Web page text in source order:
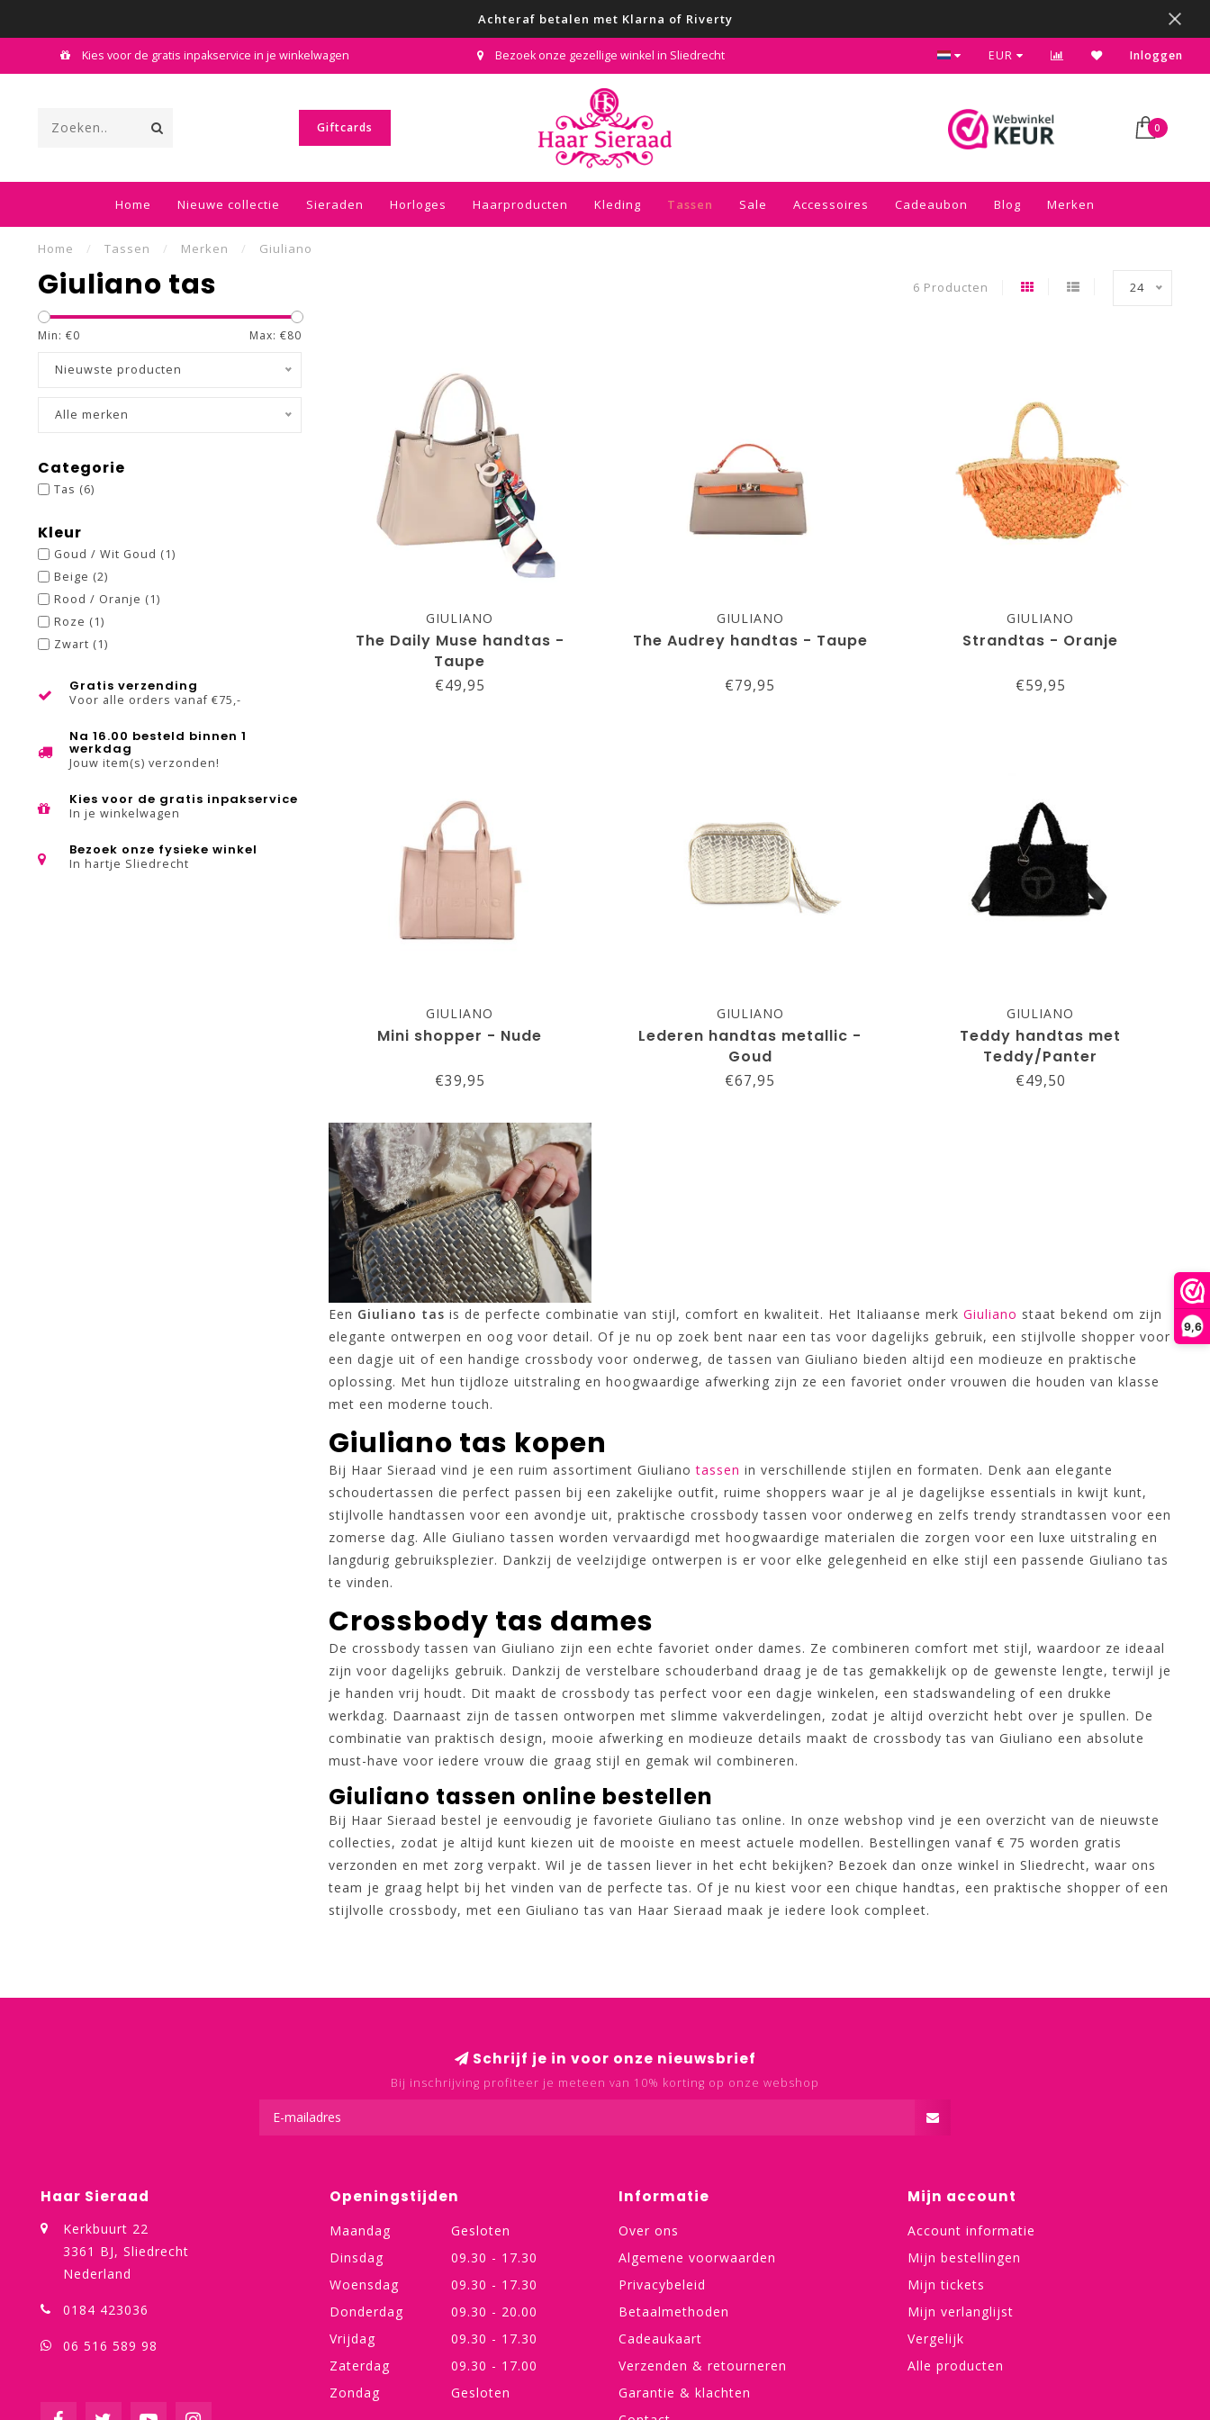
9,6
Achteraf betalen met Klarna of Riverty
Kies voor de gratis inpakservice in je winkelwagen Bezoek onze gezellige winkel in Sliedrecht Gratis verzending vanaf € 75 in NL
EUR Inloggen
Giftcards 0
Home Nieuwe collectie Sieraden Horloges Haarproducten Kleding Tassen Sale Accessoires Cadeaubon Blog Merken
Home / Tassen / Merken / Giuliano
Giuliano tas 6 Producten 24
Min: €0 Max: €80
Nieuwste producten
Alle merken
Categorie
Tas (6)
Kleur
Goud / Wit Goud (1)
Beige (2)
Rood / Oranje (1)
Roze (1)
Zwart (1)
Gratis verzending
Voor alle orders vanaf €75,-
Na 16.00 besteld binnen 1
werkdag
Jouw item(s) verzonden!
Kies voor de gratis inpakservice
In je winkelwagen
Bezoek onze fysieke winkel
In hartje Sliedrecht
GIULIANO
The Daily Muse handtas -
Taupe
€49,95
GIULIANO
The Audrey handtas - Taupe
€79,95
GIULIANO
Strandtas - Oranje
€59,95
GIULIANO
Mini shopper - Nude
€39,95
GIULIANO
Lederen handtas metallic -
Goud
€67,95
GIULIANO
Teddy handtas met
Teddy/Panter
€49,50
Een Giuliano tas is de perfecte combinatie van stijl, comfort en kwaliteit. Het Italiaanse merk Giuliano staat bekend om zijn
elegante ontwerpen en oog voor detail. Of je nu op zoek bent naar een tas voor dagelijks gebruik, een stijlvolle shopper voor
een dagje uit of een handige crossbody voor onderweg, de tassen van Giuliano bieden altijd een modieuze en praktische
oplossing. Met hun tijdloze uitstraling en hoogwaardige afwerking zijn ze een favoriet onder vrouwen die houden van klasse
met een moderne touch.
Giuliano tas kopen
Bij Haar Sieraad vind je een ruim assortiment Giulianotassen in verschillende stijlen en formaten. Denk aan elegante
schoudertassen die perfect passen bij een zakelijke outfit, ruime shoppers waar je al je dagelijkse essentials in kwijt kunt,
stijlvolle handtassen voor een avondje uit, praktische crossbody tassen voor onderweg en zelfs trendy strandtassen voor een
zomerse dag. Alle Giuliano tassen worden vervaardigd met hoogwaardige materialen die zorgen voor een luxe uitstraling en
langdurig gebruiksplezier. Dankzij de veelzijdige ontwerpen is er voor elke gelegenheid en elke stijl een passende Giuliano tas
te vinden.
Crossbody tas dames
De crossbody tassen van Giuliano zijn een echte favoriet onder dames. Ze combineren comfort met stijl, waardoor ze ideaal
zijn voor dagelijks gebruik. Dankzij de verstelbare schouderband draag je de tas gemakkelijk op de gewenste lengte, terwijl je
je handen vrij houdt. Dit maakt de crossbody tas perfect voor een dagje winkelen, een stadswandeling of een drukke
werkdag. Daarnaast zijn de tassen ontworpen met slimme vakverdelingen, zodat je altijd overzicht hebt over je spullen. De
combinatie van praktisch design, mooie afwerking en modieuze details maakt de crossbody tas van Giuliano een absolute
must-have voor iedere vrouw die graag stijl en gemak wil combineren.
Giuliano tassen online bestellen
Bij Haar Sieraad bestel je eenvoudig je favoriete Giuliano tas online. In onze webshop vind je een overzicht van de nieuwste
collecties, zodat je altijd kunt kiezen uit de mooiste en meest actuele modellen. Bestellingen vanaf € 75 worden gratis
verzonden en met zorg verpakt. Wil je de tassen liever in het echt bekijken? Bezoek dan onze winkel in Sliedrecht, waar ons
team je graag helpt bij het vinden van de perfecte tas. Of je nu kiest voor een chique handtas, een praktische shopper of een
stijlvolle crossbody, met een Giuliano tas van Haar Sieraad maak je iedere look compleet.
Schrijf je in voor onze nieuwsbrief
Bij inschrijving profiteer je meteen van 10% korting op onze webshop
Haar Sieraad
Kerkbuurt 22
3361 BJ, Sliedrecht
Nederland
0184 423036
06 516 589 98
Openingstijden
Maandag
Gesloten
Dinsdag
09.30 - 17.30
Woensdag
09.30 - 17.30
Donderdag
09.30 - 20.00
Vrijdag
09.30 - 17.30
Zaterdag
09.30 - 17.00
Zondag
Gesloten
Informatie
Over ons
Algemene voorwaarden
Privacybeleid
Betaalmethoden
Cadeaukaart
Verzenden & retourneren
Garantie & klachten
Mijn account
Account informatie
Mijn bestellingen
Mijn tickets
Mijn verlanglijst
Vergelijk
Alle producten